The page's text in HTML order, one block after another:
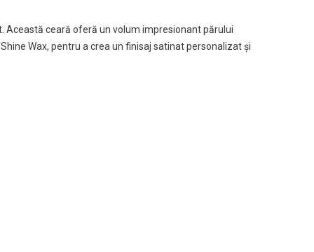
Această ceară oferă un volum impresionant părului
Wax, pentru a crea un finisaj satinat personalizat și